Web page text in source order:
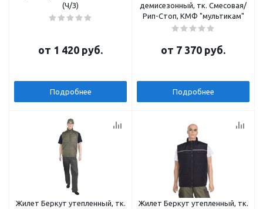
(Ч/З)
от 1 420 руб.
Подробнее
демисезонный, тк. Смесовая/
Рип-Стоп, КМФ "мультикам"
от 7 370 руб.
Подробнее
Жилет Беркут утепленный, тк.
Жилет Беркут утепленный, тк.